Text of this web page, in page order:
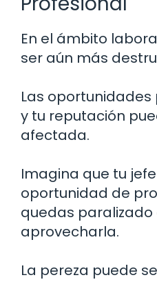
En el ámbito
ser aún más
Las
y tu reputación
afectada.
Imagina que tu
oportunidad de
quedas paralizado
aprovecharla.
La pereza puede